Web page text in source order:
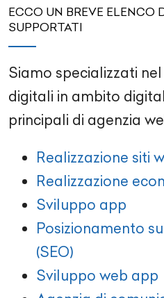
ECCO UN BREVE ELENCO
SUPPORTATI
Siamo specializzati
digitali in ambito
principali di agenzia
Realizzazione siti
Realizzazione
Sviluppo app
Posizionamento
(SEO)
Sviluppo web app